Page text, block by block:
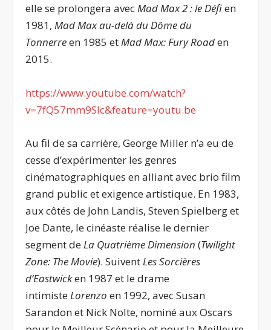
elle se prolongera avecMad Max 2 : le Défien
1981,Mad Max au-delà du Dôme du
Tonnerreen 1985 etMad Max: Fury Roaden
2015.
https://www.youtube.com/watch?
v=7fQ57mm9SIc&feature=youtu.be
Au fil de sa carrière, George Miller n’a eu de
cesse d’expérimenter les genres
cinématographiques en alliant avec brio film
grand public et exigence artistique. En 1983,
aux côtés de John Landis, Steven Spielberget
Joe Dante, le cinéaste réalise le dernier
segment deLa Quatrième Dimension (Twilight
Zone: The Movie). SuiventLes Sorcières
d’Eastwicken 1987 et le drame
intimisteLorenzo en 1992, avec Susan
Sarandon et Nick Nolte, nominé aux Oscars